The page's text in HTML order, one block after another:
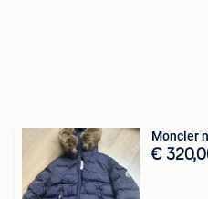
Moncler
€